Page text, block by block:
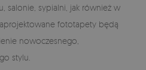
salonie, sypialni, jak również w
fototapety będą
nowoczesnego,
stylu.